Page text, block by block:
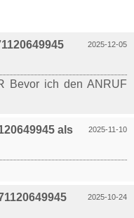
2025-12-05
Bevor ich den ANRUF
2025-11-10
als
2025-10-24